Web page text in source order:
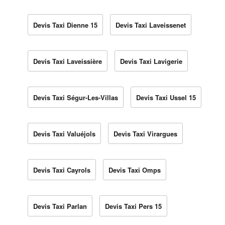
Devis Taxi Dienne 15 Devis Taxi Laveissenet
Devis Taxi Laveissière Devis Taxi Lavigerie
Devis Taxi Ségur-Les-Villas Devis Taxi Ussel 15
Devis Taxi Valuéjols Devis Taxi Virargues
Devis Taxi Cayrols Devis Taxi Omps
Devis Taxi Parlan Devis Taxi Pers 15